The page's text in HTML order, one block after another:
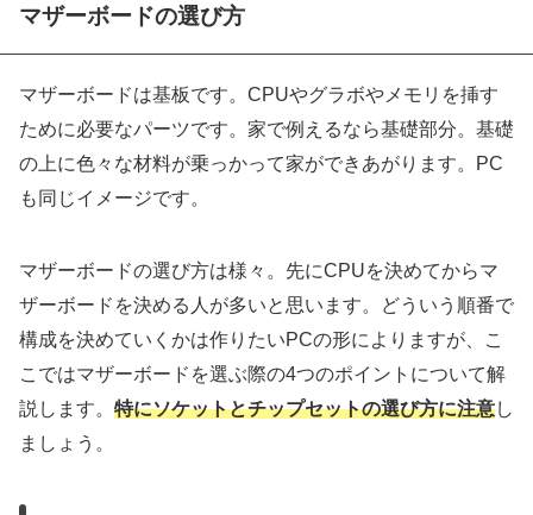
マザーボードの選び方
マザーボードは基板です。CPUやグラボやメモリを挿す
ために必要なパーツです。家で例えるなら基礎部分。基礎
の上に色々な材料が乗っかって家ができあがります。PC
も同じイメージです。
マザーボードの選び方は様々。先にCPUを決めてからマ
ザーボードを決める人が多いと思います。どういう順番で
構成を決めていくかは作りたいPCの形によりますが、こ
こではマザーボードを選ぶ際の4つのポイントについて解
説します。 特にソケットとチップセットの選び方に注意し
ましょう。